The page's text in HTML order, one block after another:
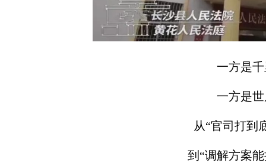
一方是千
一方是世
从“官司打到底
到“调解方案能